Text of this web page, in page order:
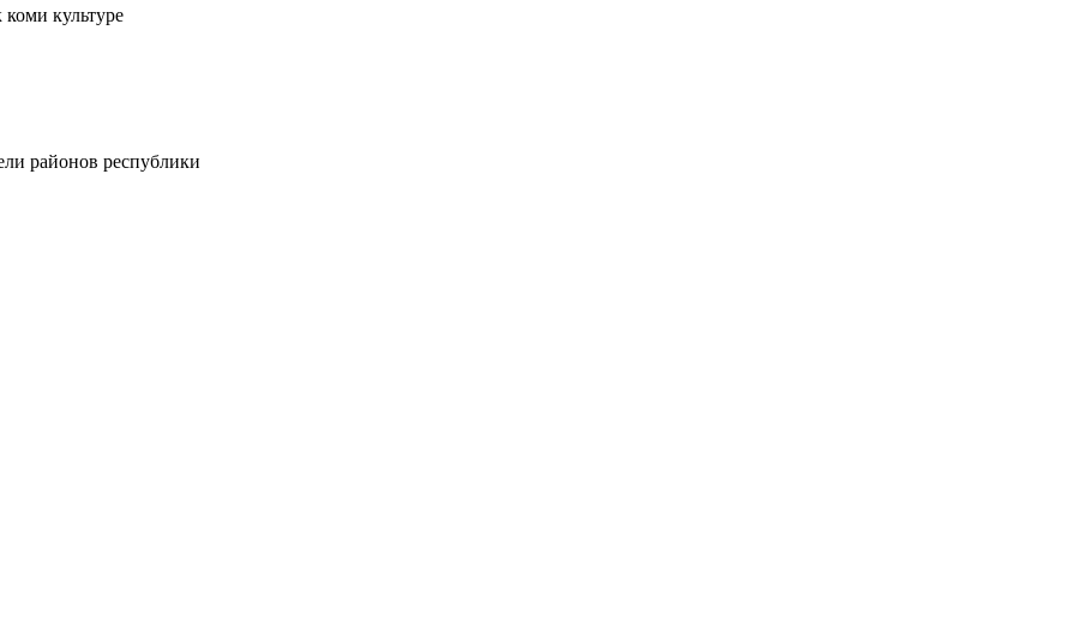
культуре
районов республики